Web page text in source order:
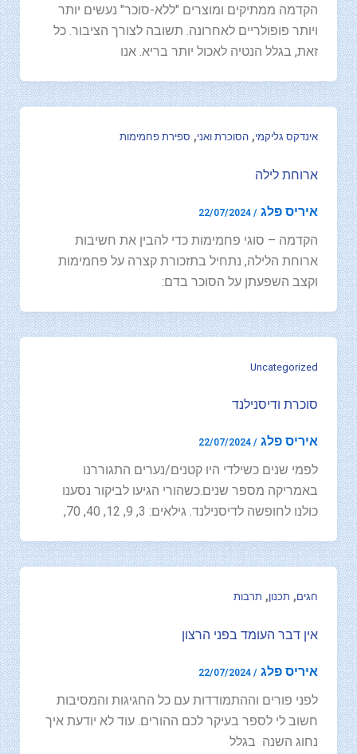
הקדמה ממתיקים ומוצרים "ללא-סוכר" נעשים יותר
ויותר פופולריים לאחרונה. תשובה לצורך הציבור. כל
זאת, בגלל הנטיה לאכול יותר בריא. אנו
אינדקס גליקמי, הסוכרת ואני, ספירת פחמימות
ארוחת לילה
איריס פלג /
22/07/2024
הקדמה – סוגי פחמימות כדי להבין את חשיבות
ארוחת הלילה, נתחיל בתזכורת קצרה על פחמימות
וקצב השפעתן על הסוכר בדם:
Uncategorized
סוכרת ודיסנילנד
איריס פלג /
22/07/2024
לפמי שנים כשילדי היו קטנים/נערים התגוררנו
באמריקה מספר שנים.כשהורי הגיעו לביקור נסענו
כולנו לחופשה לדיסנילנד. גילאים: 3, 9, 12, 40, 70,
חגים, תכנון, תרבות
אין דבר העומד בפני הרצון
איריס פלג /
22/07/2024
לפני פורים וההתמודדות עם כל החגיגות והמסיבות
חשוב לי לספר בעיקר לכם ההורים. עוד לא יודעת איך
נחוג השנה בגלל